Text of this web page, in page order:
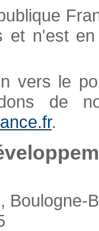
et n'est
vers le
de
.
Boulogne-